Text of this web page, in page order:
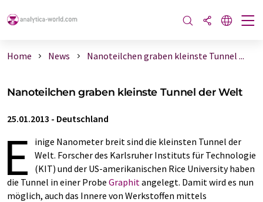
Home News Nanoteilchen graben kleinste Tunnel ...
Nanoteilchen graben kleinste Tunnel der Welt
25.01.2013 - Deutschland
E
inige Nanometer breit sind die kleinsten Tunnel der
Welt. Forscher des Karlsruher Instituts für Technologie
(KIT) und der US-amerikanischen Rice University haben
die Tunnel in einer Probe Graphitangelegt. Damit wird es nun
möglich, auch das Innere von Werkstoffen mittels